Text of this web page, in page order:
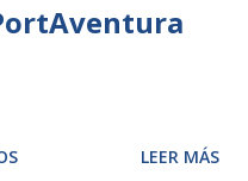
LEER MÁS